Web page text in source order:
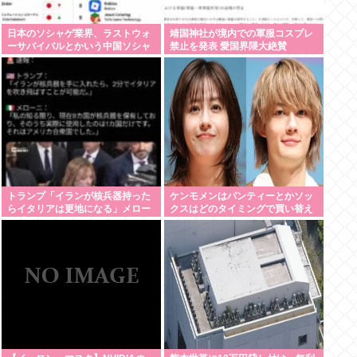
日本のソシャゲ業界、ラストウォ
ーサバイバルとかいう中国ソシャ
ゲに覇権獲られて逝く
靖国神社が境内での軍服コスプレ
禁止を発表 愛国界隈大絶賛
トランプ「イランが核兵器持った
らイタリアは更地になる」メロー
ニ「使ったのアメリカだけだけど
ケンモメンはパンティーとかソッ
クスはどのタイミングで買い替え
てるの？